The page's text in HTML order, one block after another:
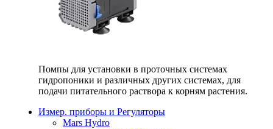
Помпы для установки в проточных системах
гидропоники и различных других системах, для
подачи питательного раствора к корням растения.
Измер. приборы и Регуляторы
Mars Hydro